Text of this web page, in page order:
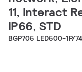
11, Interact
IP66, STD
BGP705 LED500-1P/